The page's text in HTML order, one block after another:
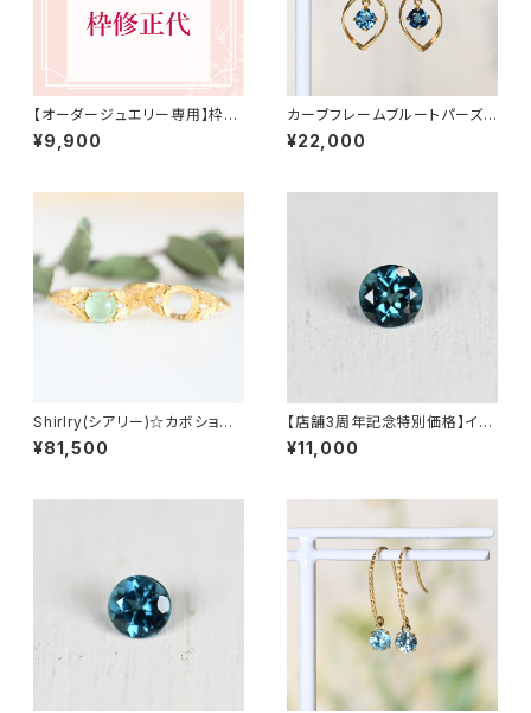
【オーダージュエリー専用】枠修
正代 9,900円（税込）
¥9,900
カーブフレームブルートパーズフ
ックピアス K18YG（GH3008）
¥22,000
Shirlry(シアリー)☆カボション
用★お石を預り空枠より製作依
頼(サイズ問わず制作可能)★G
¥81,500
【店舗3周年記念特別価格】イン
ディゴライトトルマリン 0.136ct
（ソーティング付き）SA27789
¥11,000